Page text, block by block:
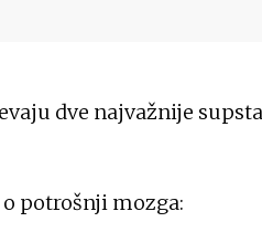
dve najvažnije
potrošnji mozga: